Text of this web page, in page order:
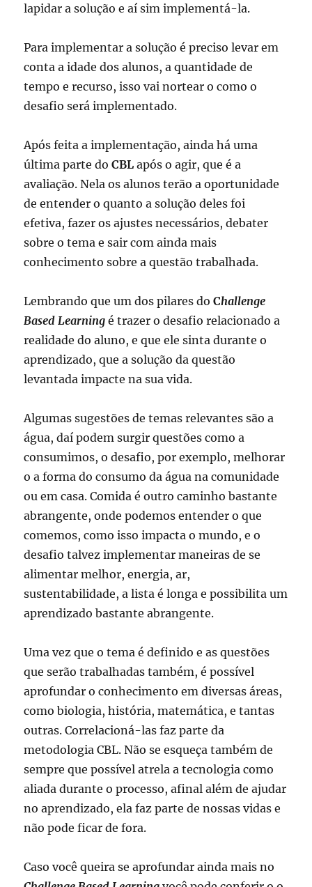
lapidar a solução e aí sim implementá-la.
Para implementar a solução é preciso levar em
conta a idade dos alunos, a quantidade de
tempo e recurso, isso vai nortear o como o
desafio será implementado.
Após feita a implementação, ainda há uma
última parte doCBL após o agir, que é a
avaliação. Nela os alunos terão a oportunidade
de entender o quanto a solução deles foi
efetiva, fazer os ajustes necessários, debater
sobre o tema e sair com ainda mais
conhecimento sobre a questão trabalhada.
Lembrando que um dos pilares doChallenge
Based Learning é trazer o desafio relacionado a
realidade do aluno, e que ele sinta durante o
aprendizado, que a solução da questão
levantada impacte na sua vida.
Algumas sugestões de temas relevantes são a
água, daí podem surgir questões como a
consumimos, o desafio, por exemplo, melhorar
o a forma do consumo da água na comunidade
ou em casa. Comida é outro caminho bastante
abrangente, onde podemos entender o que
comemos, como isso impacta o mundo, e o
desafio talvez implementar maneiras de se
alimentar melhor, energia, ar,
sustentabilidade, a lista é longa e possibilita um
aprendizado bastante abrangente.
Uma vez que o tema é definido e as questões
que serão trabalhadas também, é possível
aprofundar o conhecimento em diversas áreas,
como biologia, história, matemática, e tantas
outras. Correlacioná-las faz parte da
metodologia CBL. Não se esqueça também de
sempre que possível atrela a tecnologia como
aliada durante o processo, afinal além de ajudar
no aprendizado, ela faz parte de nossas vidas e
não pode ficar de fora.
Caso você queira se aprofundar ainda mais no